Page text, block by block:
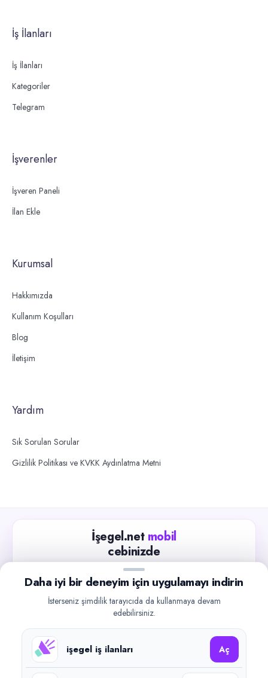
İş İlanları
İş İlanları
Kategoriler
Telegram
İşverenler
İşveren Paneli
İlan Ekle
Kurumsal
Hakkımızda
Kullanım Koşulları
Blog
İletişim
Yardım
Sık Sorulan Sorular
Gizlilik Politikası ve KVKK Aydınlatma Metni
İşegel.net mobil
cebinizde
Güncel iş ilanlarını takip edin, işverenlerle hızlıca
iletişime geçin.
Google Play
Daha iyi bir deneyim için uygulamayı indirin
İsterseniz şimdilik tarayıcıda da kullanmaya devam
edebilirsiniz.
işegel iş ilanları Aç